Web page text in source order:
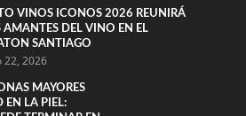
VINOS ICONOS 2026 REUNIRÁ
AMANTES DEL VINO EN EL
SANTIAGO
22, 2026
MAYORES
EN LA PIEL: